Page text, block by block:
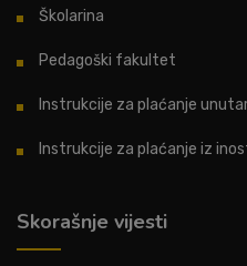
Školarina
Pedagoški fakultet
Instrukcije za plaćanje
Instrukcije za plaćanje iz
Skorašnje vijesti